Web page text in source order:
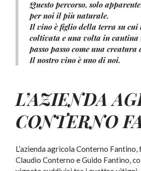
Questo percorso, solo
per noi il più naturale.
Il vino è figlio della terra su cui
coltivata e una volta in cantina
passo passo come una
Il nostro vino è uno di noi.
L’AZIENDA
CONTERNO
L’azienda agricola Conterno
Claudio Conterno e Guido Fantino,